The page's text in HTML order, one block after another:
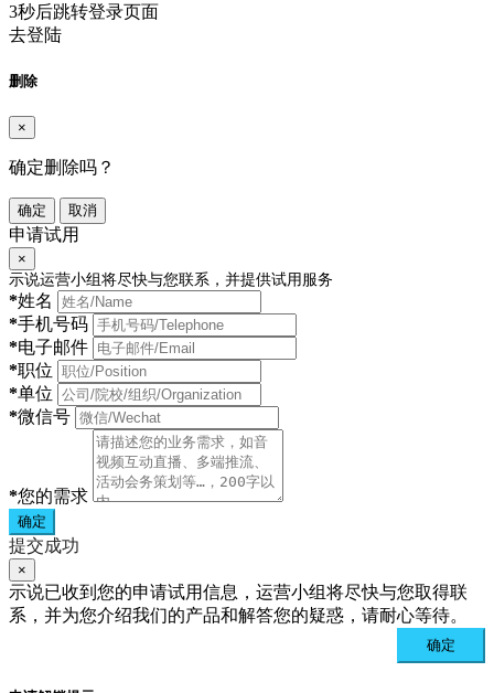
3秒后跳转登录页面
去登陆
删除
×
确定删除吗？
确定 取消
申请试用
×
示说运营小组将尽快与您联系，并提供试用服务
*姓名
*手机号码
*电子邮件
*职位
*单位
*微信号
*您的需求
确定
提交成功
×
示说已收到您的申请试用信息，运营小组将尽快与您取得联
系，并为您介绍我们的产品和解答您的疑惑，请耐心等待。
确定